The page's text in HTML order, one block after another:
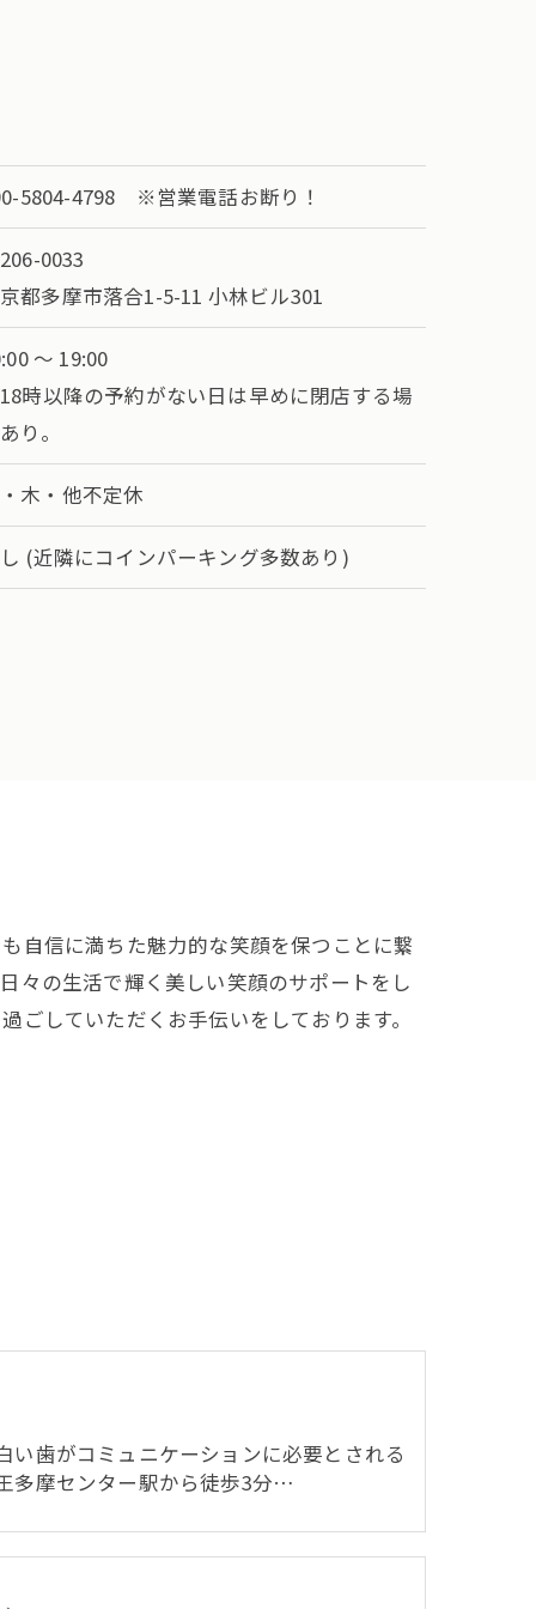
5804-4798 ※営業電話お断り！
0033
都多摩市落合1-5-11 小林ビル301
～ 19:00
時以降の予約がない日は早めに閉店する場
り。
木・他不定休
(近隣にコインパーキング多数あり)
自信に満ちた魅力的な笑顔を保つことに繋
々の生活で輝く美しい笑顔のサポートをし
していただくお手伝いをしております。
い歯がコミュニケーションに必要とされる
多摩センター駅から徒歩3分…